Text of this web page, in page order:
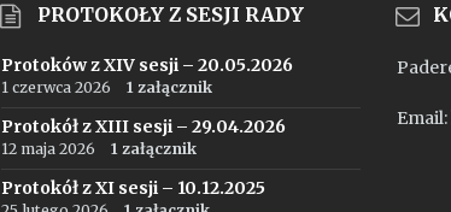
PROTOKOŁY Z SESJI RADY
Protoków z XIV sesji – 20.05.2026
1 czerwca 2026 1 załącznik
Protokół z XIII sesji – 29.04.2026
12 maja 2026 1 załącznik
Protokół z XI sesji – 10.12.2025
Email: